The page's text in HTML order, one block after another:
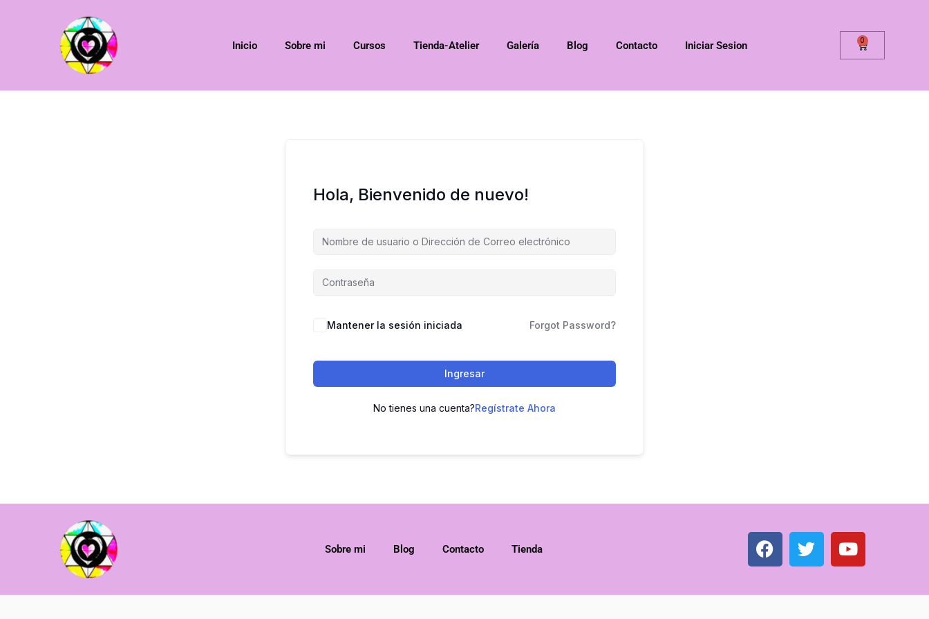
Inicio Sobre mi Cursos Tienda-Atelier Galería Blog Contacto Iniciar Sesion 0
Hola, Bienvenido de nuevo!
Mantener la sesión iniciada Forgot Password?
Ingresar
No tienes una cuenta?Regístrate Ahora
Sobre mi Blog Contacto Tienda